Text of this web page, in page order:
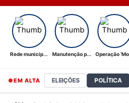
Rede municip... Manutenção p... Operação
EM ALTA ELEIÇÕES POLÍTICA